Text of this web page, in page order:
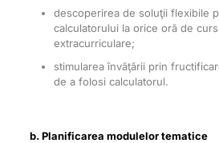
descoperirea de soluţii flexibile
calculatorului la orice oră de
extracurriculare;
stimularea învăţării prin
de a folosi calculatorul.
b. Planificarea modulelor tematice